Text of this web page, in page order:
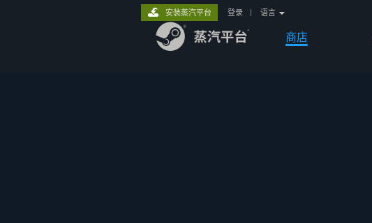
商店
安装蒸汽平台 登录 语言